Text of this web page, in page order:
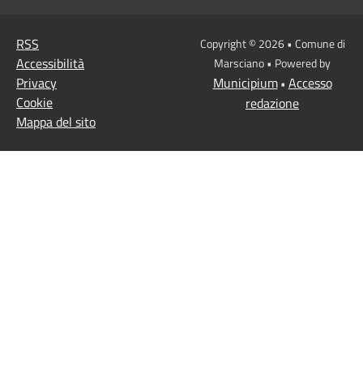
RSS
Accessibilità
Privacy
Cookie
Mappa del sito
Copyright © 2026 • Comune di
Marsciano • Powered by
Municipium• Accesso
redazione